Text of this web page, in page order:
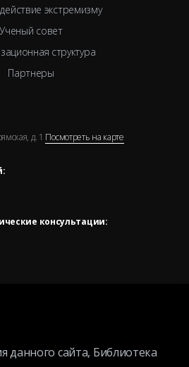
экстремизму
Ученый совет
структура
Партнеры
д. 1 Посмотреть на карте
консультации:
данного сайта, Библиотека